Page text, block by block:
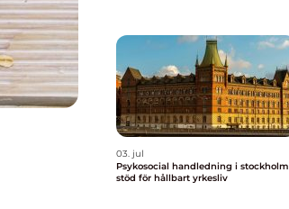
03. jul
Psykosocial handledning i stockholm
stöd för hållbart yrkesliv